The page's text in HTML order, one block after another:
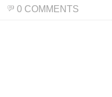
0 COMMENTS